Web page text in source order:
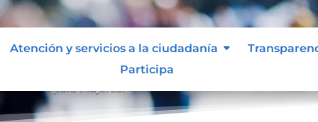
Atención y servicios a la ciudadanía
Participa